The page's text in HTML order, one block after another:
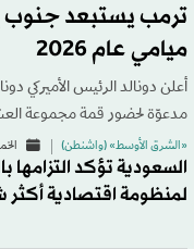
ترمب يستبعد جنوب
ميامي عام 2026
أعلن دونالد الرئيس الأميركي
مدعوّة لحضور قمة مجموعة
«الشرق الأوسط» (واشنطن) الخميس
السعودية تؤكد
لمنظومة اقتصادية أكثر